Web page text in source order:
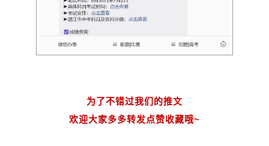
为了不错过我们的推文
欢迎大家多多转发点赞收藏哦~